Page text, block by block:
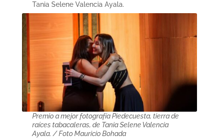
Tania Selene Valencia Ayala.
Premio a mejor fotografía Piedecuesta, tierra de
raíces tabacaleras, de Tania Selene Valencia
Ayala. / Foto Mauricio Bohada